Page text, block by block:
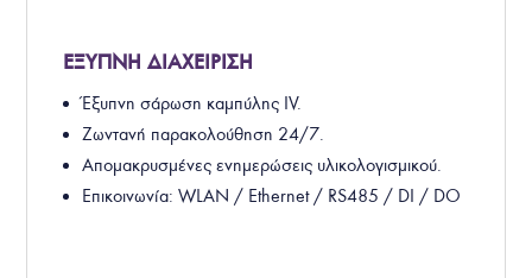
ΕΞΥΠΝΗ ΔΙΑΧΕΙΡΙΣΗ
Έξυπνη σάρωση καμπύλης IV.
Ζωντανή παρακολούθηση 24/7.
Απομακρυσμένες ενημερώσεις υλικολογισμικού.
Επικοινωνία: WLAN / Ethernet / RS485 / DI / DO